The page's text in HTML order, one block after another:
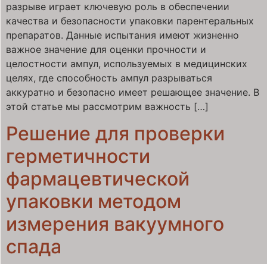
разрыве играет ключевую роль в обеспечении
качества и безопасности упаковки парентеральных
препаратов. Данные испытания имеют жизненно
важное значение для оценки прочности и
целостности ампул, используемых в медицинских
целях, где способность ампул разрываться
аккуратно и безопасно имеет решающее значение. В
этой статье мы рассмотрим важность […]
Решение для проверки
герметичности
фармацевтической
упаковки методом
измерения вакуумного
спада